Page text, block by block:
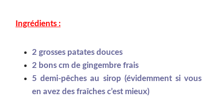
Ingrédients :
2 grosses patates douces
2 bons cm de gingembre frais
5 demi-pêches au sirop (évidemment si vous
en avez des fraîches c’est mieux)